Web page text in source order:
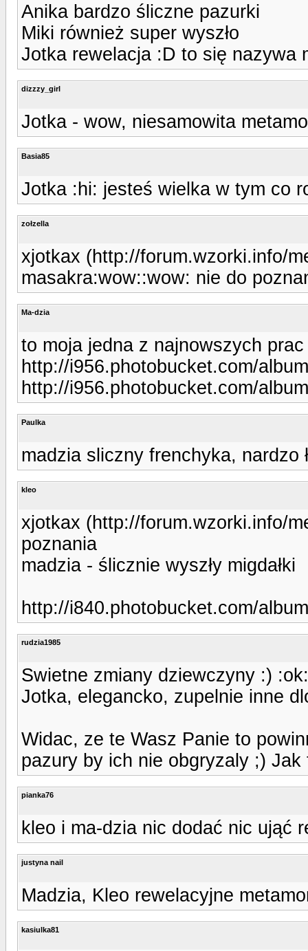
Anika bardzo śliczne pazurki
Miki również super wyszło
Jotka rewelacja :D to się nazywa
dizzzy_girl
Jotka - wow, niesamowita
Basia85
Jotka :hi: jesteś wielka w tym co
zołzella
xjotkax (http://forum.wzorki.info/
masakra:wow::wow: nie do
Ma-dzia
to moja jedna z najnowszych
http://i956.photobucket.com/
http://i956.photobucket.com/
Paulka
madzia sliczny frenchyka, nardzo
kleo
xjotkax (http://forum.wzorki.info/
poznania
madzia - ślicznie wyszły migdałki
http://i840.photobucket.com/
rudzia1985
Swietne zmiany dziewczyny :) :ok:
Jotka, elegancko, zupelnie inne
Widac, ze te Wasz Panie to
pazury by ich nie obgryzaly ;) Jak
pianka76
kleo i ma-dzia nic dodać nic ująć
justyna nail
Madzia, Kleo rewelacyjne
kasiulka81